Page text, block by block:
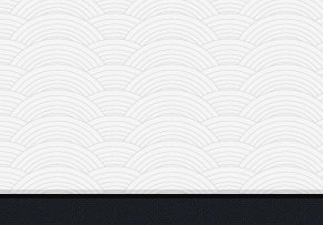
tonfa
sai
timbei rochin
tsunami dojo
program
snimci nastupa